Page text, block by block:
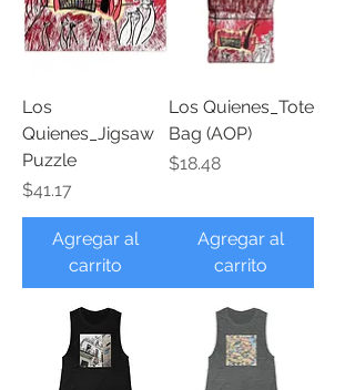
Los
Quienes_Jigsaw
Puzzle
Precio
$41.17
Agregar al
carrito
Los Quienes_Tote
Bag (AOP)
Precio
$18.48
Agregar al
carrito